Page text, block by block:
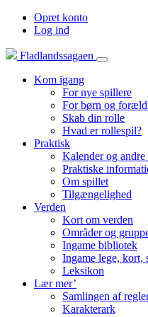
Opret konto
Log ind
Fladlandssagaen
Kom igang
For nye spillere
For børn og
Skab din rolle
Hvad er rollespil?
Praktisk
Kalender og andre
Praktiske
Om spillet
Tilgængelighed
Verden
Kort om verden
Områder og
Ingame bibliotek
Ingame lege, kort,
Leksikon
Lær mer’
Samlingen af
Karakterark